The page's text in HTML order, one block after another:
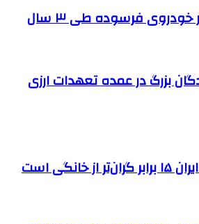
بزرگ در عمده تعهدات ارزی
خانگی است